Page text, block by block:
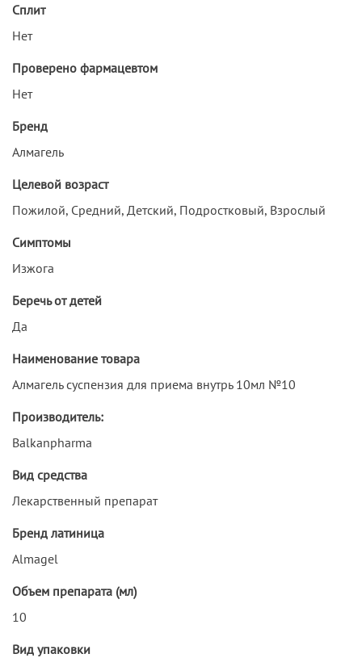
Сплит
Нет
Проверено фармацевтом
Нет
Бренд
Алмагель
Целевой возраст
Пожилой, Средний, Детский, Подростковый, Взрослый
Симптомы
Изжога
Беречь от детей
Да
Наименование товара
Алмагель суспензия для приема внутрь 10мл №10
Производитель:
Balkanpharma
Вид средства
Лекарственный препарат
Бренд латиница
Almagel
Объем препарата (мл)
10
Вид упаковки